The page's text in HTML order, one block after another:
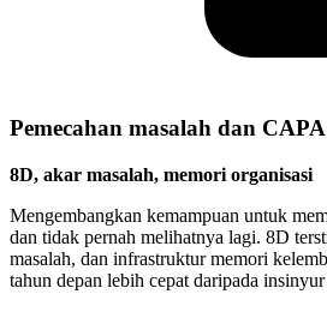
Pemecahan masalah dan CAPA
8D, akar masalah, memori organisasi
Mengembangkan kemampuan untuk
dan tidak pernah melihatnya lagi. 8D
masalah, dan infrastruktur memori
tahun depan lebih cepat daripada